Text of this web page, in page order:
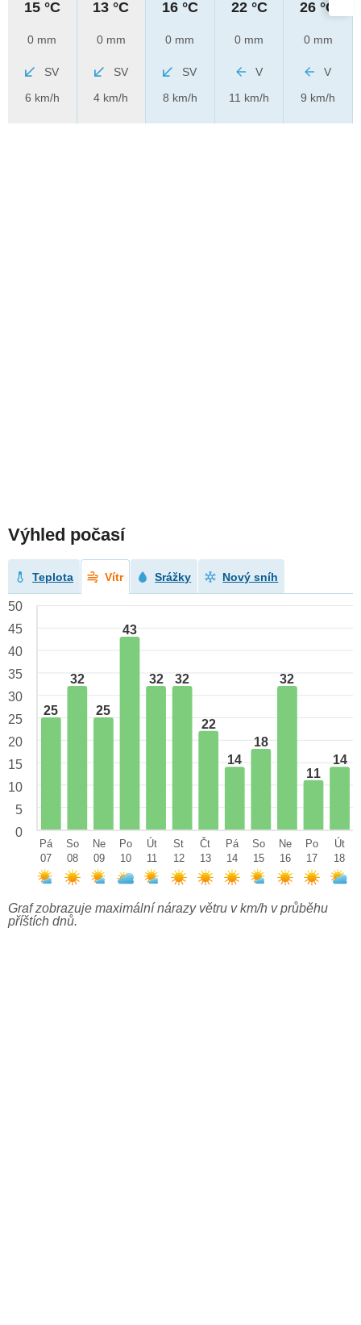
15 °C
0 mm
SV
6 km/h
13 °C
0 mm
SV
4 km/h
16 °C
0 mm
SV
8 km/h
22 °C
0 mm
V
11 km/h
26 °C
0 mm
V
9 km/h
Výhled počasí
Teplota Vítr Srážky Nový sníh
25
32
25
43
32 32
22
14
18
32
11
14
50
45
40
35
30
25
20
15
10
5
0
Pá
07
So
08
Ne
09
Po
10
Út
11
St
12
Čt
13
Pá
14
So
15
Ne
16
Po
17
Út
18
Graf zobrazuje maximální nárazy větru v km/h v průběhu
příštích dnů.